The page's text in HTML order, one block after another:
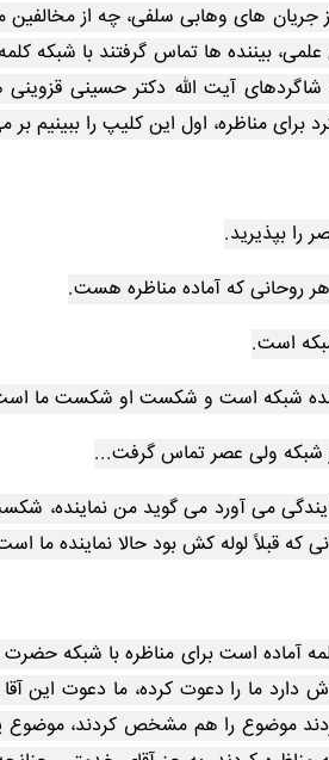
جریان های وهابی سلفی، چه از
بیننده ها تماس گرفتند با شبکه
آیت الله دکتر حسینی قزوینی
مناظره، اول این کلیپ را ببینیم
را بپذیرید.
هر روحانی که آماده مناظره هست.
است.
شبکه است و شکست او شکست ما است
شبکه ولی عصر تماس گرفت...
می آورد می گوید من
که قبلاً لوله کش بود حالا نماینده ما
آماده است برای مناظره با شبکه
ما را دعوت کرده، ما دعوت این
موضوع را هم مشخص کردند، موضوع